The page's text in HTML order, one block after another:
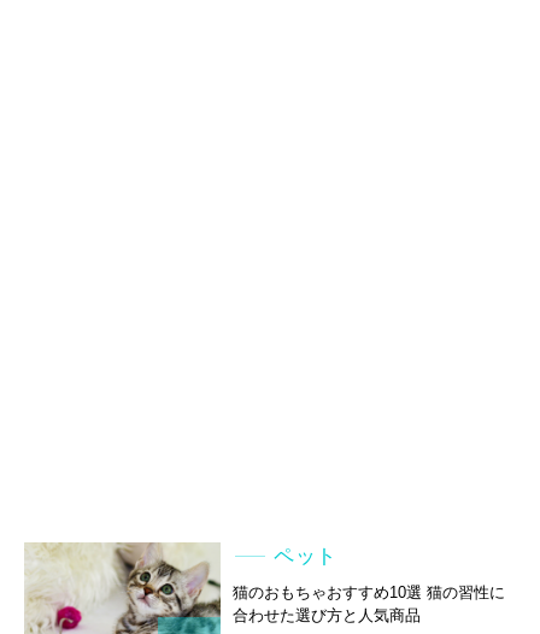
ペット
猫のおもちゃおすすめ10選 猫の習性に
合わせた選び方と人気商品